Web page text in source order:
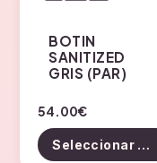
BOTIN
SANITIZED
GRIS (PAR)
54.00€
Seleccionar opciones
Este
producto
tiene